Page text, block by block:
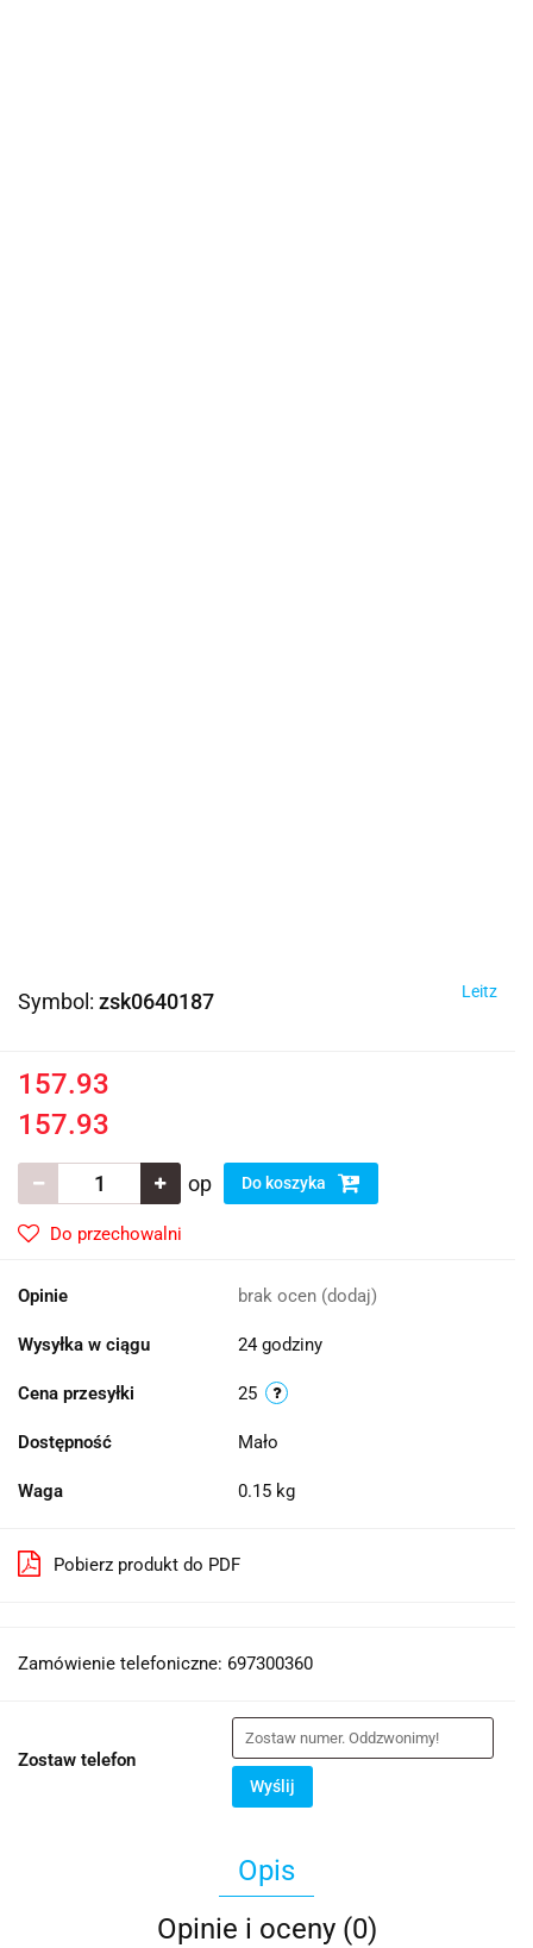
Symbol: zsk0640187 Leitz
157.93
157.93
op Do koszyka
Do przechowalni
Opinie brak ocen (dodaj)
Wysyłka w ciągu 24 godziny
Cena przesyłki 25
Dostępność Mało
Waga 0.15 kg
Pobierz produkt do PDF
Zamówienie telefoniczne: 697300360
Zostaw telefon
Wyślij
Opis
Opinie i oceny (0)